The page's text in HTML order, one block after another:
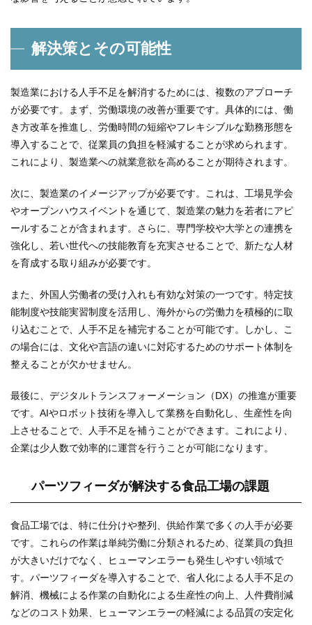
解決策とその可能性
製造業における人手不足を解消するためには、複数のアプローチ
が必要です。まず、労働環境の改善が重要です。具体的には、働
き方改革を推進し、労働時間の短縮やフレキシブルな勤務形態を
導入することで、従業員の負担を軽減することが求められます。
これにより、製造業への就業意欲を高めることが期待されます。
次に、製造業のイメージアップが必要です。これは、工場見学会
やオープンハウスイベントを通じて、製造業の魅力を若者にアピ
ールすることが含まれます。さらに、専門学校や大学との連携を
強化し、若い世代への技能教育を充実させることで、新たな人材
を育成する取り組みが必要です。
また、外国人労働者の受け入れも有効な対策の一つです。特定技
能制度や技能実習制度を活用し、海外からの労働力を積極的に取
り込むことで、人手不足を補完することが可能です。しかし、こ
の場合には、文化や言語の違いに対応するためのサポート体制を
整えることが欠かせません。
最後に、デジタルトランスフォーメーション（DX）の推進が重要
です。AIやロボット技術を導入して業務を自動化し、生産性を向
上させることで、人手不足を補うことができます。これにより、
企業は少人数で効率的に運営を行うことが可能になります。
パーツフィーダが解決する食品工場の課題
食品工場では、特に仕分けや整列、供給作業で多くの人手が必要
です。これらの作業は単純労働に分類されるため、従業員の負担
が大きいだけでなく、ヒューマンエラーも発生しやすい領域で
す。パーツフィーダを導入することで、省人化による人手不足の
解消、機械による作業の自動化による生産性の向上、人件費削減
などのコスト効果、ヒューマンエラーの軽減による品質の安定化